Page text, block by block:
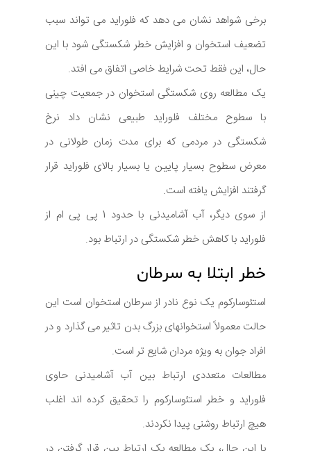
برخی شواهد نشان می دهد که فلوراید می تواند سبب
تضعیف استخوان و افزایش خطر شکستگی شود با این
حال، این فقط تحت شرایط خاصی اتفاق می افتد.
یک مطالعه روی شکستگی استخوان در جمعیت چینی
با سطوح مختلف فلوراید طبیعی نشان داد نرخ
شکستگی در مردمی که برای مدت زمان طولانی در
معرض سطوح بسیار پایین یا بسیار بالای فلوراید قرار
گرفتند افزایش یافته است.
از سوی دیگر، آب آشامیدنی با حدود 1 پی پی ام از
فلوراید با کاهش خطر شکستگی در ارتباط بود.
خطر ابتلا به سرطان
استئوسارکوم یک نوع نادر از سرطان استخوان است این
حالت معمولاً استخوانهای بزرگ بدن تاثیر می گذارد و در
افراد جوان به ویژه مردان شایع تر است.
مطالعات متعددی ارتباط بین آب آشامیدنی حاوی
فلوراید و خطر استئوسارکوم را تحقیق کرده اند اغلب
هیچ ارتباط روشنی پیدا نکردند.